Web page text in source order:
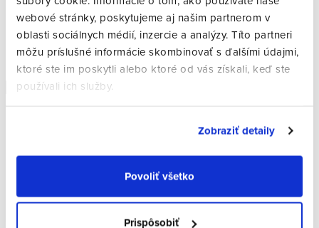
webové stránky, poskytujeme aj našim partnerom v
oblasti sociálnych médií, inzercie a analýzy. Títo partneri
môžu príslušné informácie skombinovať s ďalšími údajmi,
ktoré ste im poskytli alebo ktoré od vás získali, keď ste
používali ich služby.
Zobraziť detaily
Povoliť všetko
Prispôsobiť
Doprava zdarma